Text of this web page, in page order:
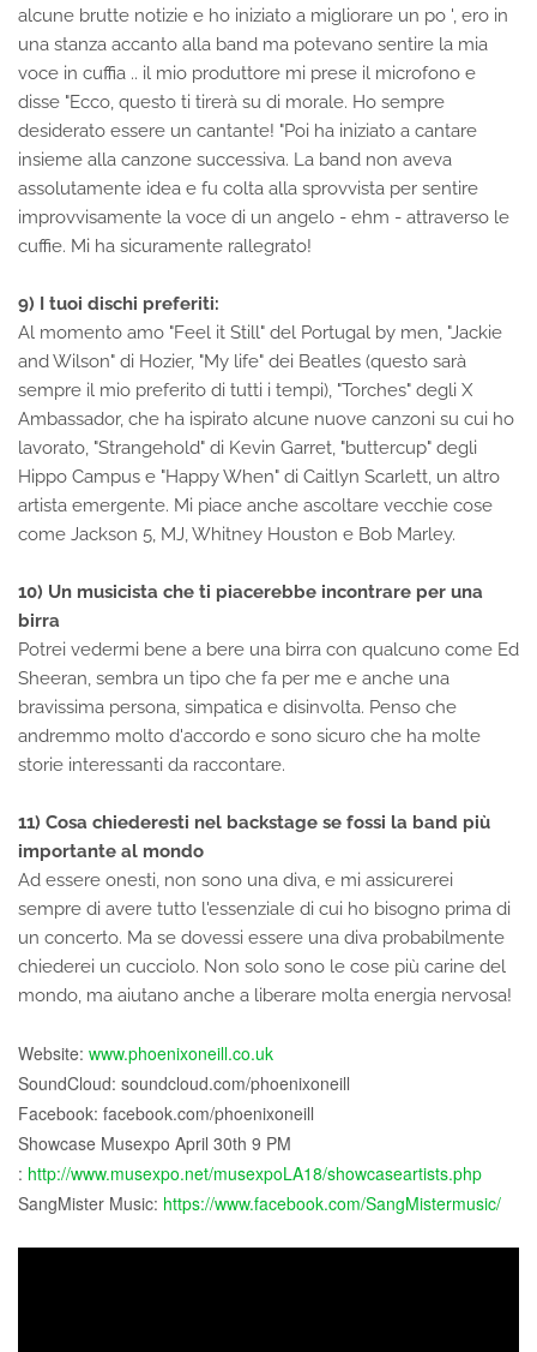
alcune brutte notizie e ho iniziato a migliorare un po ', ero in
una stanza accanto alla band ma potevano sentire la mia
voce in cuffia .. il mio produttore mi prese il microfono e
disse "Ecco, questo ti tirerà su di morale. Ho sempre
desiderato essere un cantante! "Poi ha iniziato a cantare
insieme alla canzone successiva. La band non aveva
assolutamente idea e fu colta alla sprovvista per sentire
improvvisamente la voce di un angelo - ehm - attraverso le
cuffie. Mi ha sicuramente rallegrato!
9) I tuoi dischi preferiti:
Al momento amo "Feel it Still" del Portugal by men, "Jackie
and Wilson" di Hozier, "My life" dei Beatles (questo sarà
sempre il mio preferito di tutti i tempi), "Torches" degli X
Ambassador, che ha ispirato alcune nuove canzoni su cui ho
lavorato, "Strangehold" di Kevin Garret, "buttercup" degli
Hippo Campus e "Happy When" di Caitlyn Scarlett, un altro
artista emergente. Mi piace anche ascoltare vecchie cose
come Jackson 5, MJ, Whitney Houston e Bob Marley.
10) Un musicista che ti piacerebbe incontrare per una
birra
Potrei vedermi bene a bere una birra con qualcuno come Ed
Sheeran, sembra un tipo che fa per me e anche una
bravissima persona, simpatica e disinvolta. Penso che
andremmo molto d'accordo e sono sicuro che ha molte
storie interessanti da raccontare.
11) Cosa chiederesti nel backstage se fossi la band più
importante al mondo
Ad essere onesti, non sono una diva, e mi assicurerei
sempre di avere tutto l'essenziale di cui ho bisogno prima di
un concerto. Ma se dovessi essere una diva probabilmente
chiederei un cucciolo. Non solo sono le cose più carine del
mondo, ma aiutano anche a liberare molta energia nervosa!
Website: www.phoenixoneill.co.uk
SoundCloud: soundcloud.com/phoenixoneill
Facebook: facebook.com/phoenixoneill
Showcase Musexpo April 30th 9 PM
: http://www.musexpo.net/musexpoLA18/showcaseartists.php
SangMister Music: https://www.facebook.com/SangMistermusic/